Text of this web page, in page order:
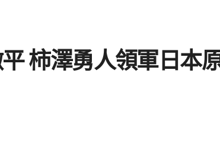
柿澤勇人領軍日本